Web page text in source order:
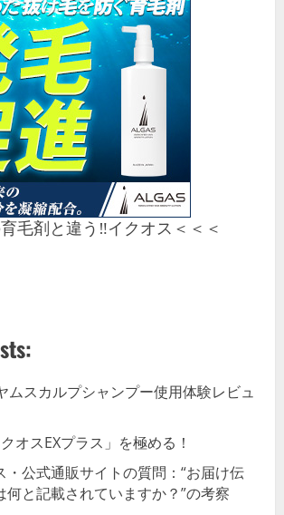
毛剤と違う‼イクオス＜＜＜
ムスカルプシャンプー使用体験レビュ
クオスEXプラス」を極める！
・公式通販サイトの質問：“お届け伝
何と記載されていますか？”の考察